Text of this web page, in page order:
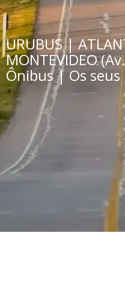
URUBUS |
MONTEVIDEO
Ônibus | Os